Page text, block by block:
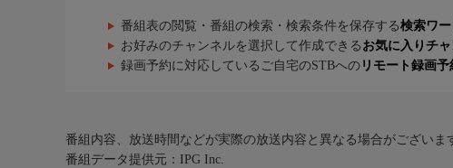
番組表の閲覧・番組の検索・検索条件を保存する検索ワ
お好みのチャンネルを選択して作成できる お気に入りチ
録画予約に対応しているご自宅のSTBへの リモート録画予
番組内容、放送時間などが実際の放送内容と異なる場合がございま
番組データ提供元：IPG Inc.